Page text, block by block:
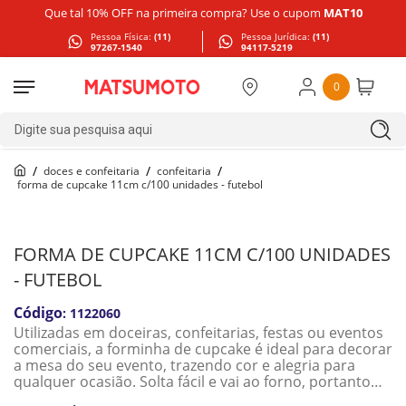
Que tal 10% OFF na primeira compra? Use o cupom MAT10
Pessoa Física: (11)
97267-1540
Pessoa Jurídica: (11)
94117-5219
0
Digite sua pesquisa aqui
doces e confeitaria
confeitaria
forma de cupcake 11cm c/100 unidades - futebol
FORMA DE CUPCAKE 11CM C/100 UNIDADES
- FUTEBOL
: 1122060
Utilizadas em doceiras, confeitarias, festas ou eventos
comerciais, a forminha de cupcake é ideal para decorar
a mesa do seu evento, trazendo cor e alegria para
qualquer ocasião. Solta fácil e vai ao forno, portanto